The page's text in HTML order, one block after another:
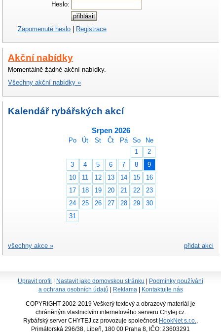
Heslo:
Zapomenuté heslo Registrace
Akční nabídky
Momentálně žádné akční nabídky.
Všechny akční nabídky »
Kalendář rybářských akcí
Srpen 2026
Po Út St Čt Pá So
Ne
1
2
3
4 5 6 7 8
9
10
11 12 13 14 15
16
17
18 19 20 21 22
23
24
25 26 27 28 29
30
31
přidat akci
všechny akce »
Upravit profil Nastavit jako domovskou stránku
Podmínky používání
a ochrana osobních údajů
Reklama Kontaktujte nás
COPYRIGHT 2002-2019 Veškerý textový a obrazový materiál je
chráněným vlastnictvím internetového serveru Chytej.cz.
Rybářský server CHYTEJ.cz provozuje společnost HookNet s.r.o.
Primátorská 296/38, Libeň, 180 00 Praha 8, IČO: 23603291